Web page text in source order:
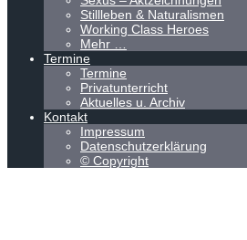
Stillleben & Naturalismen
Working Class Heroes
Mehr …
Termine
Termine
Privatunterricht
Aktuelles u. Archiv
Kontakt
Impressum
Datenschutzerklärung
© Copyright